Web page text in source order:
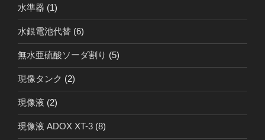
水準器 (1)
水銀電池代替 (6)
無水亜硫酸ソーダ割り (5)
現像タンク (2)
現像液 (2)
現像液 ADOX XT-3 (8)